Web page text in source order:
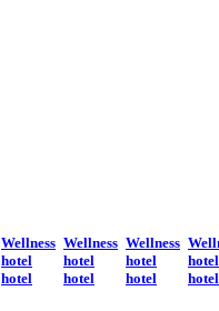
Wellness
hotel
hotel
Wellness
hotel
hotel
Wellness
hotel
hotel
hotel
hotel